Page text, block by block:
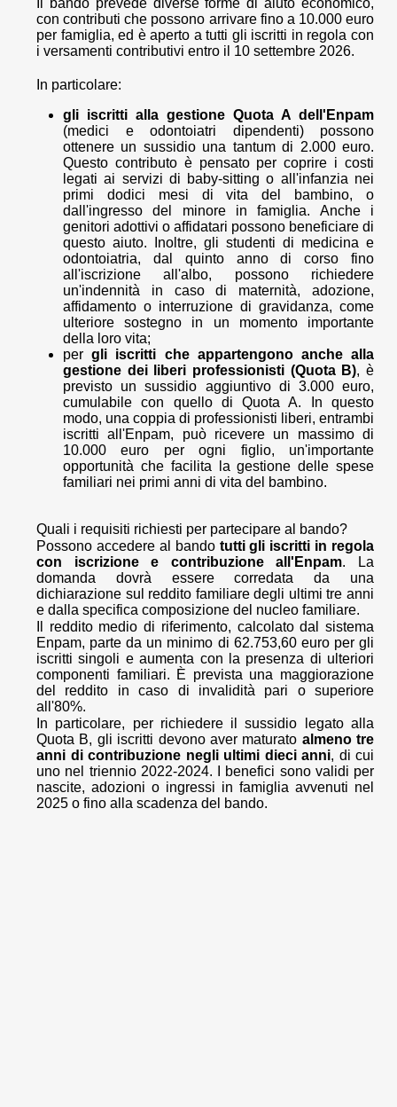
Il bando prevede diverse forme di aiuto economico,
con contributi che possono arrivare fino a 10.000 euro
per famiglia, ed è aperto a tutti gli iscritti in regola con
i versamenti contributivi entro il 10 settembre 2026.
In particolare:
gli iscritti alla gestione Quota A dell'Enpam
(medici e odontoiatri dipendenti) possono
ottenere un sussidio una tantum di 2.000 euro.
Questo contributo è pensato per coprire i costi
legati ai servizi di baby-sitting o all'infanzia nei
primi dodici mesi di vita del bambino, o
dall'ingresso del minore in famiglia. Anche i
genitori adottivi o affidatari possono beneficiare di
questo aiuto. Inoltre, gli studenti di medicina e
odontoiatria, dal quinto anno di corso fino
all'iscrizione all'albo, possono richiedere
un'indennità in caso di maternità, adozione,
affidamento o interruzione di gravidanza, come
ulteriore sostegno in un momento importante
della loro vita;
pergli iscritti che appartengono anche alla
gestione dei liberi professionisti (Quota B), è
previsto un sussidio aggiuntivo di 3.000 euro,
cumulabile con quello di Quota A. In questo
modo, una coppia di professionisti liberi, entrambi
iscritti all'Enpam, può ricevere un massimo di
10.000 euro per ogni figlio, un'importante
opportunità che facilita la gestione delle spese
familiari nei primi anni di vita del bambino.
Quali i requisiti richiesti per partecipare al bando?
Possono accedere al bando tutti gli iscritti in regola
con iscrizione e contribuzione all'Enpam. La
domanda dovrà essere corredata da una
dichiarazione sul reddito familiare degli ultimi tre anni
e dalla specifica composizione del nucleo familiare.
Il reddito medio di riferimento, calcolato dal sistema
Enpam, parte da un minimo di 62.753,60 euro per gli
iscritti singoli e aumenta con la presenza di ulteriori
componenti familiari. È prevista una maggiorazione
del reddito in caso di invalidità pari o superiore
all'80%.
In particolare, per richiedere il sussidio legato alla
Quota B, gli iscritti devono aver maturato almeno tre
anni di contribuzione negli ultimi dieci anni, di cui
uno nel triennio 2022-2024. I benefici sono validi per
nascite, adozioni o ingressi in famiglia avvenuti nel
2025 o fino alla scadenza del bando.